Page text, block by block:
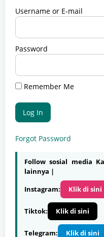
Username or E-mail
Password
Remember Me
Forgot Password
Follow sosial media
lainnya |
Instagram:
Klik di sini
Tiktok: Klik di sini
Telegram: Klik di sini